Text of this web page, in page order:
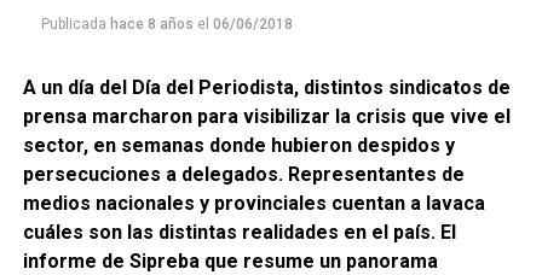
Publicada hace 8 años el 06/06/2018
A un día del Día del Periodista, distintos sindicatos de
prensa marcharon para visibilizar la crisis que vive el
sector, en semanas donde hubieron despidos y
persecuciones a delegados. Representantes de
medios nacionales y provinciales cuentan a lavaca
cuáles son las distintas realidades en el país. El
informe de Sipreba que resume un panorama